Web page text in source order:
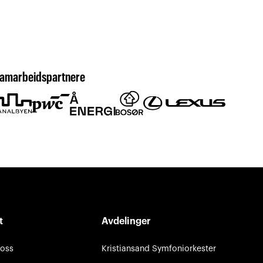
Avdelinger
Kristiansand Symfoniorkester